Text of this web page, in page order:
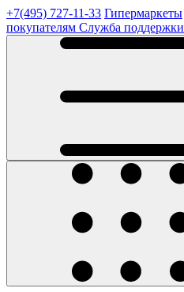
+7(495) 727-11-33 Гипермаркеты
покупателям Служба поддержки